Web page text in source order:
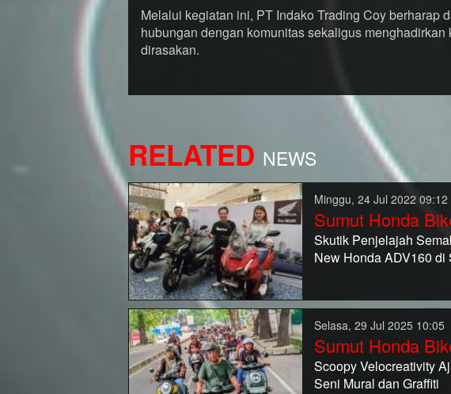
Melalui kegiatan ini, PT Indako Trading Coy berharap
hubungan dengan komunitas sekaligus
dirasakan.
RELATED NEWS
Minggu, 24 Jul 2022 09:12
Sumut Honda
Skutik Penjelajah
New Honda ADV160 di
Selasa, 29 Jul 2025 10:05
Sumut Honda
Scoopy Velocreativity
Seni Mural dan Graffiti